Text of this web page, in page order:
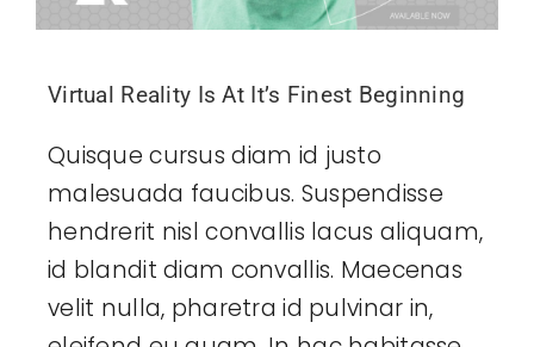
Virtual Reality Is At It’s Finest Beginning
Quisque cursus diam id justo
malesuada faucibus. Suspendisse
hendrerit nisl convallis lacus aliquam,
id blandit diam convallis. Maecenas
velit nulla, pharetra id pulvinar in,